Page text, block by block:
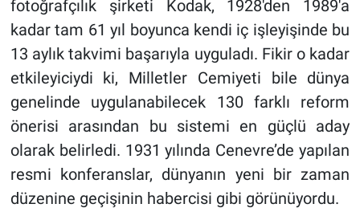
fotoğrafçılık şirketi Kodak, 1928'den 1989'a
kadar tam 61 yıl boyunca kendi iç işleyişinde bu
13 aylık takvimi başarıyla uyguladı. Fikir o kadar
etkileyiciydi ki, Milletler Cemiyeti bile dünya
genelinde uygulanabilecek 130 farklı reform
önerisi arasından bu sistemi en güçlü aday
olarak belirledi. 1931 yılında Cenevre’de yapılan
resmi konferanslar, dünyanın yeni bir zaman
düzenine geçişinin habercisi gibi görünüyordu.